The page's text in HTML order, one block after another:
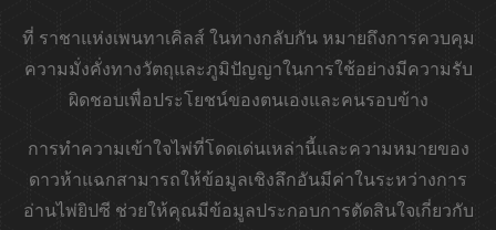
ที่ ราชาแห่งเพนทาเคิลส์ ในทางกลับกัน หมายถึงการควบคุม
ความมั่งคั่งทางวัตถุและภูมิปัญญาในการใช้อย่างมีความรับ
ผิดชอบเพื่อประโยชน์ของตนเองและคนรอบข้าง
การทำความเข้าใจไพ่ที่โดดเด่นเหล่านี้และความหมายของ
ดาวห้าแฉกสามารถให้ข้อมูลเชิงลึกอันมีค่าในระหว่างการ
อ่านไพ่ยิปซี ช่วยให้คุณมีข้อมูลประกอบการตัดสินใจเกี่ยวกับ